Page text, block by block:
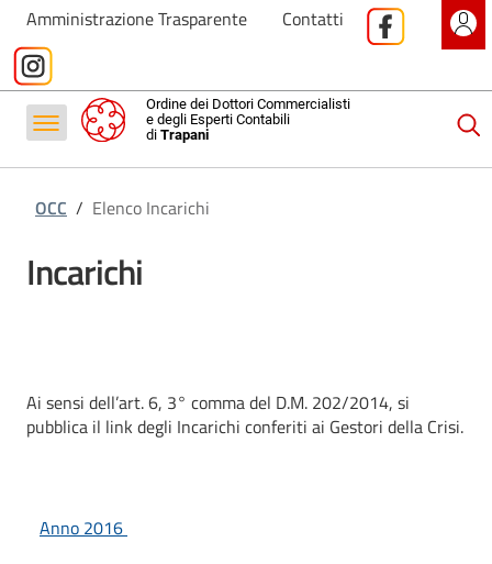
Amministrazione Trasparente Contatti
Ordine dei Dottori Commercialisti
e degli Esperti Contabili
di Trapani
Servizi
Contatti
Antiriciclaggio
OCC / Elenco Incarichi
Incarichi
Ai sensi dell’art. 6, 3° comma del D.M. 202/2014, si
pubblica il link degli Incarichi conferiti ai Gestori della Crisi.
Anno 2016